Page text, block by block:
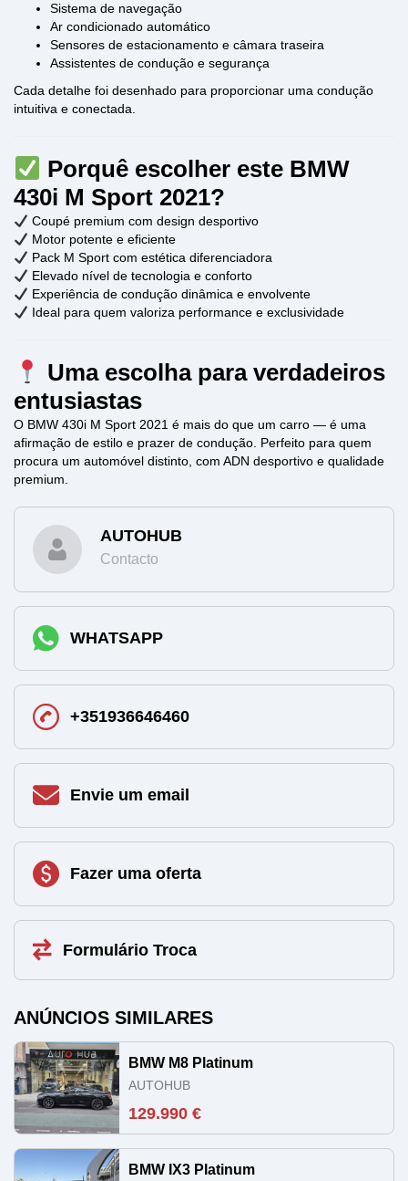
Sistema de navegação
Ar condicionado automático
Sensores de estacionamento e câmara traseira
Assistentes de condução e segurança
Cada detalhe foi desenhado para proporcionar uma condução
intuitiva e conectada.
Porquê escolher este BMW
430i M Sport 2021?
Coupé premium com design desportivo
Motor potente e eficiente
Pack M Sport com estética diferenciadora
Elevado nível de tecnologia e conforto
Experiência de condução dinâmica e envolvente
Ideal para quem valoriza performance e exclusividade
Uma escolha para verdadeiros
entusiastas
O BMW 430i M Sport 2021 é mais do que um carro — é uma
afirmação de estilo e prazer de condução. Perfeito para quem
procura um automóvel distinto, com ADN desportivo e qualidade
premium.
AUTOHUB
Contacto
WHATSAPP
+351936646460
Envie um email
Fazer uma oferta
Formulário Troca
ANÚNCIOS SIMILARES
BMW M8 Platinum
AUTOHUB
129.990 €
BMW IX3 Platinum